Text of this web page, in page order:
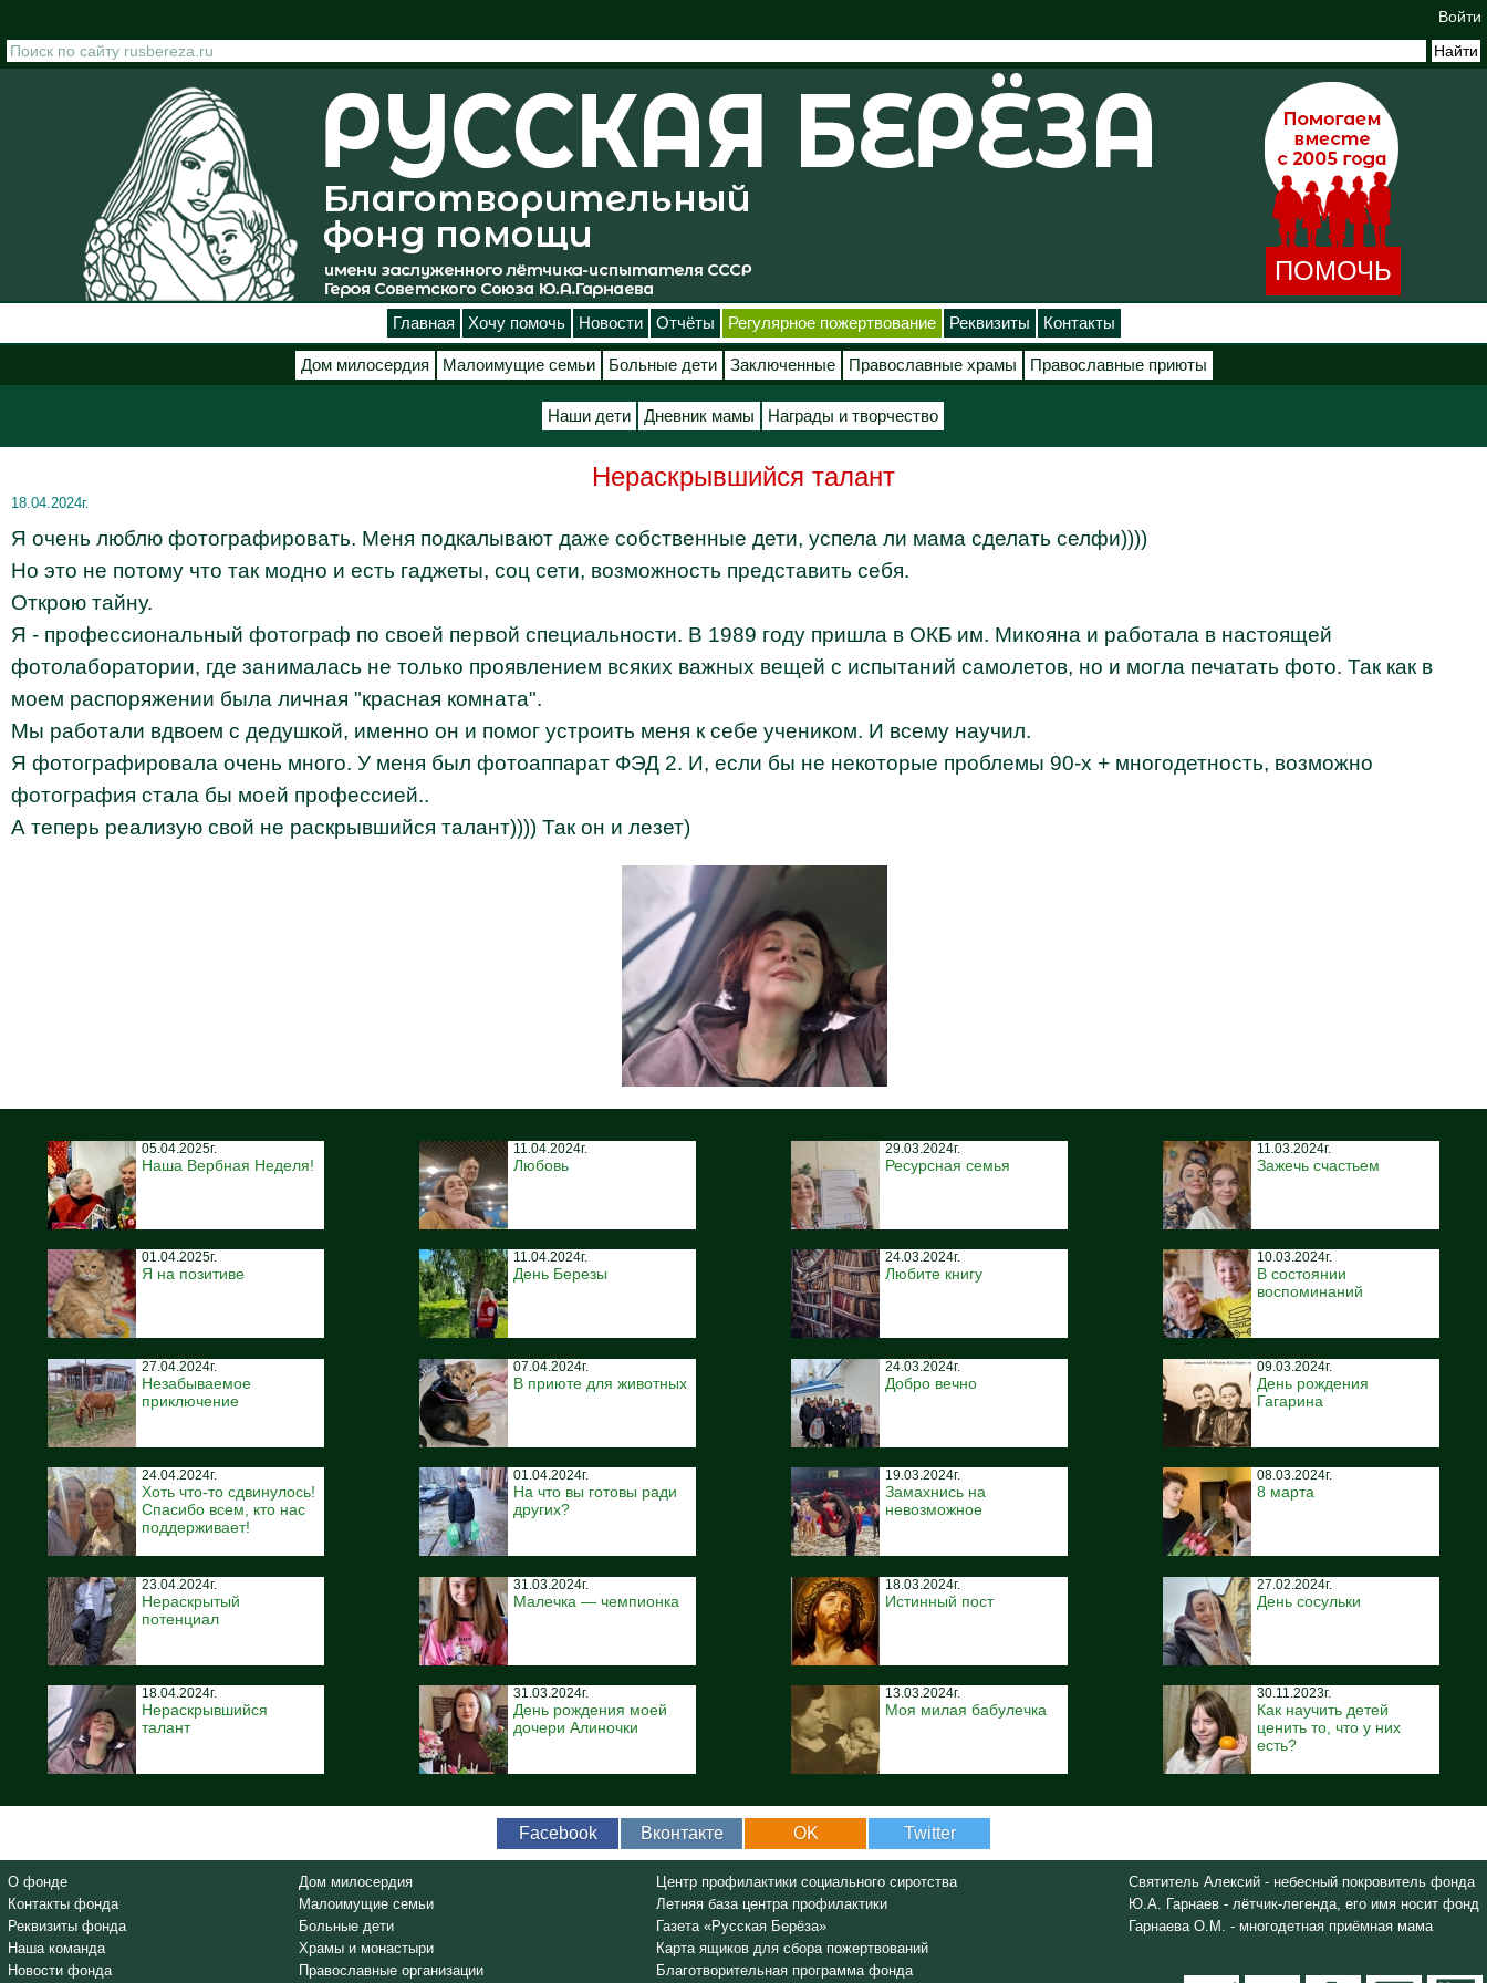
Войти
ПОМОЧЬ
Главная Хочу помочь Новости Отчёты Регулярное пожертвование Реквизиты Контакты
Дом милосердия Малоимущие семьи Больные дети Заключенные Православные храмы Православные приюты
Наши дети Дневник мамы Награды и творчество
Нераскрывшийся талант
18.04.2024г.
Я очень люблю фотографировать. Меня подкалывают даже собственные дети, успела ли мама сделать селфи))))
Но это не потому что так модно и есть гаджеты, соц сети, возможность представить себя.
Открою тайну.
Я - профессиональный фотограф по своей первой специальности. В 1989 году пришла в ОКБ им. Микояна и работала в настоящей
фотолаборатории, где занималась не только проявлением всяких важных вещей с испытаний самолетов, но и могла печатать фото. Так как в
моем распоряжении была личная "красная комната".
Мы работали вдвоем с дедушкой, именно он и помог устроить меня к себе учеником. И всему научил.
Я фотографировала очень много. У меня был фотоаппарат ФЭД 2. И, если бы не некоторые проблемы 90-х + многодетность, возможно
фотография стала бы моей профессией..
А теперь реализую свой не раскрывшийся талант)))) Так он и лезет)
05.04.2025г.
Наша Вербная Неделя!
01.04.2025г.
Я на позитиве
27.04.2024г.
Незабываемое
приключение
24.04.2024г.
Хоть что-то сдвинулось!
Спасибо всем, кто нас
поддерживает!
23.04.2024г.
Нераскрытый
потенциал
18.04.2024г.
Нераскрывшийся
талант
11.04.2024г.
Любовь
11.04.2024г.
День Березы
07.04.2024г.
В приюте для животных
01.04.2024г.
На что вы готовы ради
других?
31.03.2024г.
Малечка — чемпионка
31.03.2024г.
День рождения моей
дочери Алиночки
29.03.2024г.
Ресурсная семья
24.03.2024г.
Любите книгу
24.03.2024г.
Добро вечно
19.03.2024г.
Замахнись на
невозможное
18.03.2024г.
Истинный пост
13.03.2024г.
Моя милая бабулечка
11.03.2024г.
Зажечь счастьем
10.03.2024г.
В состоянии
воспоминаний
09.03.2024г.
День рождения
Гагарина
08.03.2024г.
8 марта
27.02.2024г.
День сосульки
30.11.2023г.
Как научить детей
ценить то, что у них
есть?
Facebook Вконтакте OK Twitter
О фонде
Контакты фонда
Реквизиты фонда
Наша команда
Новости фонда
Дом милосердия
Малоимущие семьи
Больные дети
Храмы и монастыри
Православные организации
Центр профилактики социального сиротства
Летняя база центра профилактики
Газета «Русская Берёза»
Карта ящиков для сбора пожертвований
Благотворительная программа фонда
Святитель Алексий - небесный покровитель фонда
Ю.А. Гарнаев - лётчик-легенда, его имя носит фонд
Гарнаева О.М. - многодетная приёмная мама